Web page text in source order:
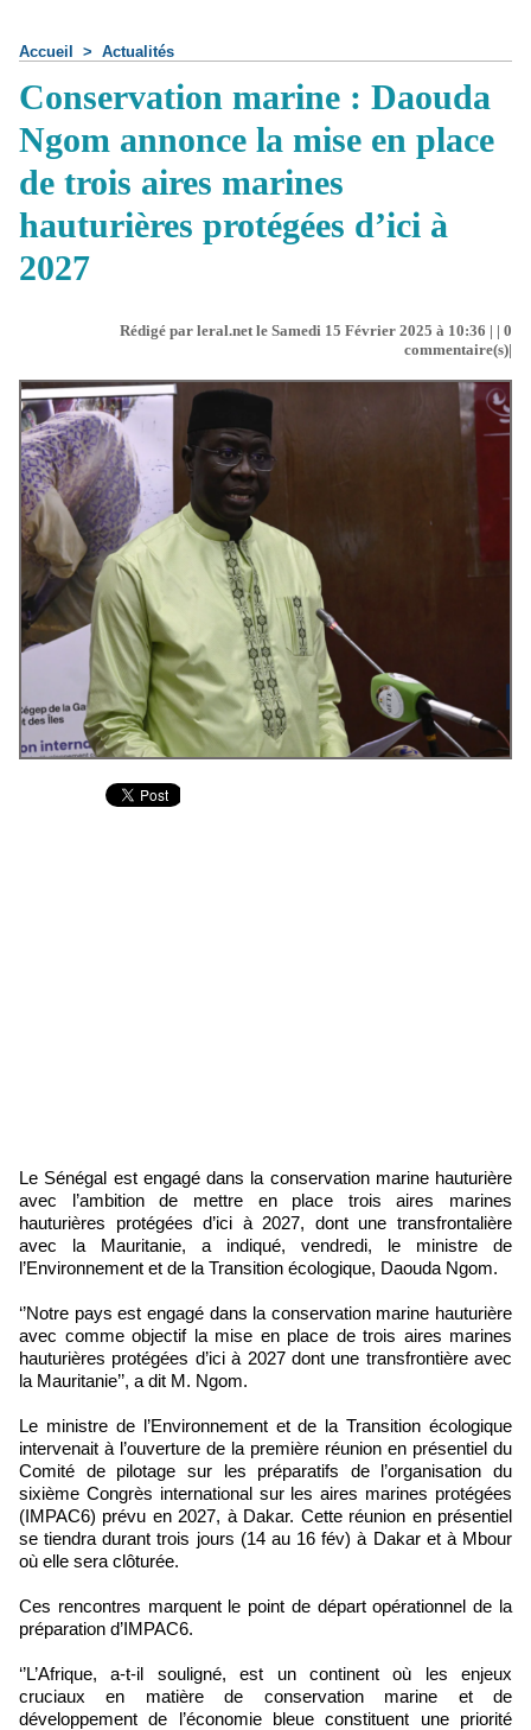
Accueil > Actualités
Conservation marine : Daouda
Ngom annonce la mise en place
de trois aires marines
hauturières protégées d’ici à
2027
Rédigé par leral.net le Samedi 15 Février 2025 à 10:36 | | 0
commentaire(s)|
Le Sénégal est engagé dans la conservation marine hauturière
avec l’ambition de mettre en place trois aires marines
hauturières protégées d’ici à 2027, dont une transfrontalière
avec la Mauritanie, a indiqué, vendredi, le ministre de
l’Environnement et de la Transition écologique, Daouda Ngom.
‘’Notre pays est engagé dans la conservation marine hauturière
avec comme objectif la mise en place de trois aires marines
hauturières protégées d’ici à 2027 dont une transfrontière avec
la Mauritanie’’, a dit M. Ngom.
Le ministre de l’Environnement et de la Transition écologique
intervenait à l’ouverture de la première réunion en présentiel du
Comité de pilotage sur les préparatifs de l’organisation du
sixième Congrès international sur les aires marines protégées
(IMPAC6) prévu en 2027, à Dakar. Cette réunion en présentiel
se tiendra durant trois jours (14 au 16 fév) à Dakar et à Mbour
où elle sera clôturée.
Ces rencontres marquent le point de départ opérationnel de la
préparation d’IMPAC6.
‘’L’Afrique, a-t-il souligné, est un continent où les enjeux
cruciaux en matière de conservation marine et de
développement de l’économie bleue constituent une priorité